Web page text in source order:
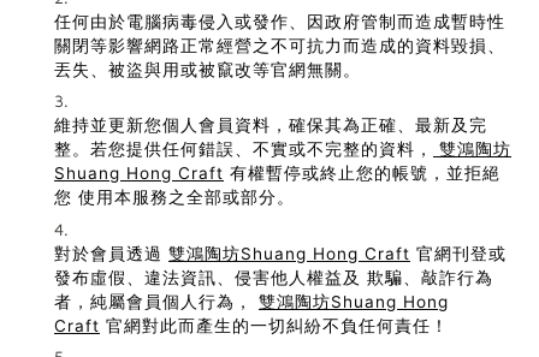
任何由於電腦病毒侵入或發作、因政府管制而造成暫時性
關閉等影響網路正常經營之不可抗力而造成的資料毀損、
丟失、被盜與用或被竄改等官網無關。
維持並更新您個人會員資料，確保其為正確、最新及完
整。若您提供任何錯誤、不實或不完整的資料，
雙鴻陶坊
Shuang Hong Craft 有權暫停或終止您的帳號，並拒絕
您 使用本服務之全部或部分。
對於會員透過 雙鴻陶坊Shuang Hong Craft 官網刊登或
發布虛假、違法資訊、侵害他人權益及 欺騙、敲詐行為
者，純屬會員個人行為， 雙鴻陶坊Shuang Hong
Craft 官網對此而產生的一切糾紛不負任何責任！